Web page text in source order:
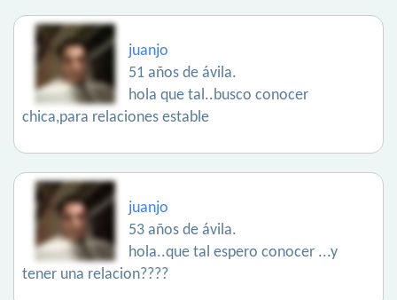
juanjo
51 años de ávila.
hola que tal..busco conocer
chica,para relaciones estable
juanjo
53 años de ávila.
hola..que tal espero conocer ...y
tener una relacion????